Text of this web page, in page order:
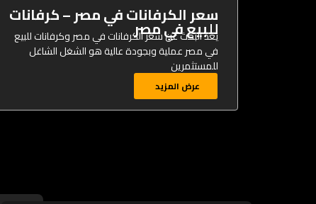
سعر الكرفانات في مصر – كرفانات
للبيع في مصر
يُعدّ البحث عن سعر الكرفانات في مصر وكرفانات للبيع
في مصر عملية وبجودة عالية هو الشغل الشاغل
للمستثمرين
عرض المزيد